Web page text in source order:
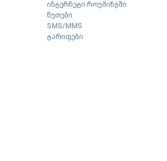
ინტერნეტი როუმინგში
წუთები
SMS/MMS
ტარიფები